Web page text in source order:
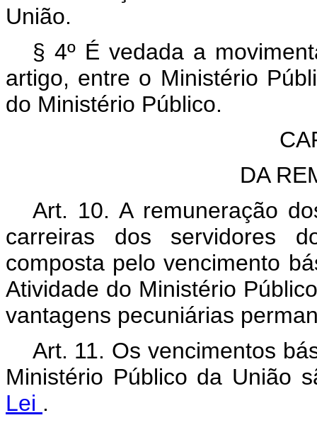
União.
§ 4º É vedada a
artigo, entre o Ministério
do Ministério Público.
DA
Art. 10. A remuneração
carreiras dos servidores
composta pelo vencimento
Atividade do Ministério
vantagens pecuniárias
Art. 11. Os vencimentos
Ministério Público da União
Lei .